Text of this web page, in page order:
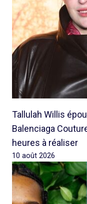
Tallulah Willis
Balenciaga
heures à réaliser
10 août 2026